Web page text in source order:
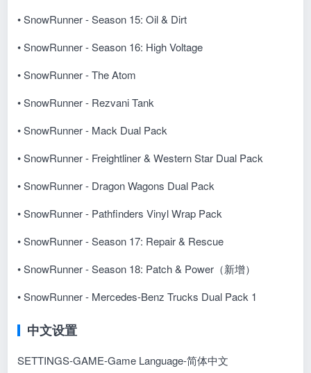
• SnowRunner - Season 15: Oil & Dirt
• SnowRunner - Season 16: High Voltage
• SnowRunner - The Atom
• SnowRunner - Rezvani Tank
• SnowRunner - Mack Dual Pack
• SnowRunner - Freightliner & Western Star Dual Pack
• SnowRunner - Dragon Wagons Dual Pack
• SnowRunner - Pathfinders Vinyl Wrap Pack
• SnowRunner - Season 17: Repair & Rescue
• SnowRunner - Season 18: Patch & Power（新增）
• SnowRunner - Mercedes-Benz Trucks Dual Pack 1
中文设置
SETTINGS-GAME-Game Language-简体中文